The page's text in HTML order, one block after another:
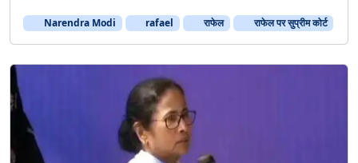
Narendra Modi rafael राफेल राफेल पर सुप्रीम कोर्ट